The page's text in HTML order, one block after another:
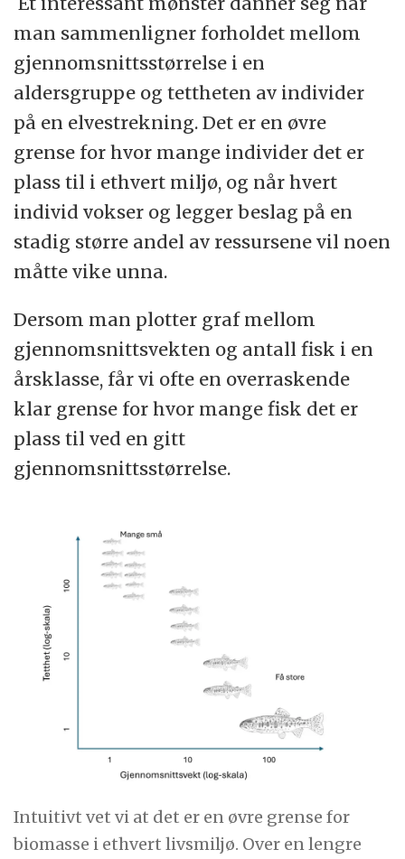
man sammenligner forholdet mellom
gjennomsnittsstørrelse i en
aldersgruppe og tettheten av individer
på en elvestrekning. Det er en øvre
grense for hvor mange individer det er
plass til i ethvert miljø, og når hvert
individ vokser og legger beslag på en
stadig større andel av ressursene vil noen
måtte vike unna.
Dersom man plotter graf mellom
gjennomsnittsvekten og antall fisk i en
årsklasse, får vi ofte en overraskende
klar grense for hvor mange fisk det er
plass til ved en gitt
gjennomsnittsstørrelse.
Intuitivt vet vi at det er en øvre grense for
biomasse i ethvert livsmiljø. Over en lengre